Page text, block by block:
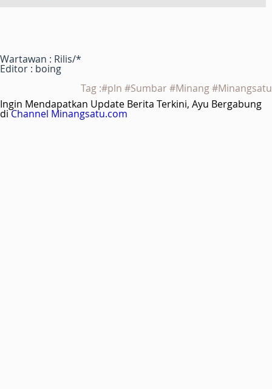
Wartawan : Rilis/*
Editor : boing
Tag :#pln #Sumbar #Minang #Minangsatu
Ingin Mendapatkan Update Berita Terkini, Ayu Bergabung
diChannel Minangsatu.com